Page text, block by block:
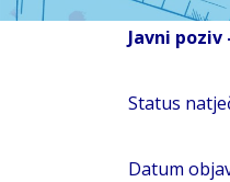
Javni poziv
Status
Datum